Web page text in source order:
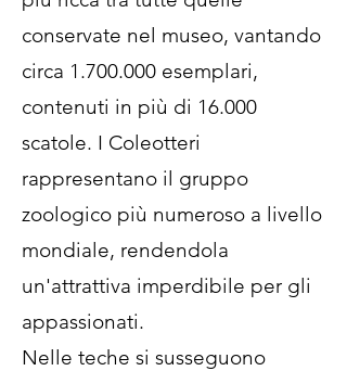
conservate nel museo, vantando
circa 1.700.000 esemplari,
contenuti in più di 16.000
scatole. I Coleotteri
rappresentano il gruppo
zoologico più numeroso a livello
mondiale, rendendola
un'attrattiva imperdibile per gli
appassionati.
Nelle teche si susseguono